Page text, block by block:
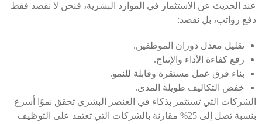
عند الحديث عن الاستثمار في الموارد البشرية، فنحن لا نقصد فقط
دفع رواتب، بل نقصد:
تقليل معدل دوران الموظفين.
رفع كفاءة الأداء والإنتاج.
بناء فرق عمل مستقرة وقابلة للنمو.
خفض التكاليف طويلة المدى.
الشركات التي تستثمر بذكاء في العنصر البشري تحقق نموًا أسرع
بنسبة تصل إلى 25% مقارنة بالشركات التي تعتمد على التوظيف